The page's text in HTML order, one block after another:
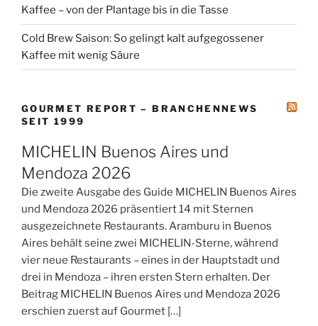
Kaffee – von der Plantage bis in die Tasse
Cold Brew Saison: So gelingt kalt aufgegossener
Kaffee mit wenig Säure
GOURMET REPORT – BRANCHENNEWS
SEIT 1999
MICHELIN Buenos Aires und
Mendoza 2026
Die zweite Ausgabe des Guide MICHELIN Buenos Aires
und Mendoza 2026 präsentiert 14 mit Sternen
ausgezeichnete Restaurants. Aramburu in Buenos
Aires behält seine zwei MICHELIN-Sterne, während
vier neue Restaurants – eines in der Hauptstadt und
drei in Mendoza – ihren ersten Stern erhalten. Der
Beitrag MICHELIN Buenos Aires und Mendoza 2026
erschien zuerst auf Gourmet […]